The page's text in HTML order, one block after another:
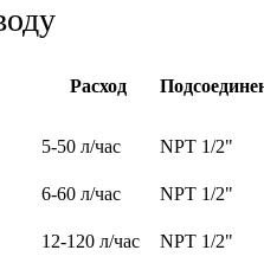
Расход
5-50 л/час NPT 1/2"
6-60 л/час NPT 1/2"
12-120 л/час NPT 1/2"